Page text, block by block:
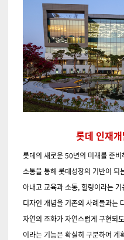
롯데 인재
롯데의 새로운 50년의 미래를 준
소통을 통해 롯데성장의 기반이 되
아내고 교육과 소통, 힐링이라는
디자인 개념을 기존의 사례들과는
자연의 조화가 자연스럽게 구현되
이라는 기능은 확실히 구분하여 계